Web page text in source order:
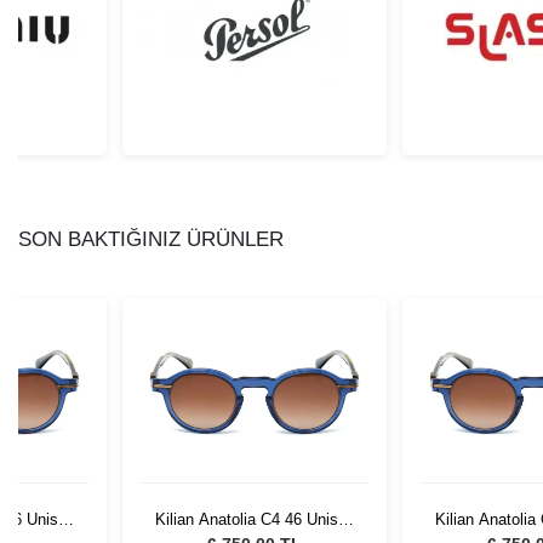
SON BAKTIĞINIZ ÜRÜNLER
Unisex
Kilian Anatolia C4 46 Unisex
Kilian Anatolia